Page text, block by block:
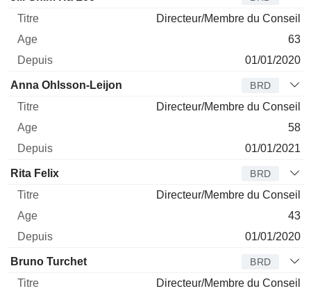
Directeur/Membre du Conseil
63
01/01/2020
Anna Ohlsson-Leijon BRD
Directeur/Membre du Conseil
58
01/01/2021
Rita Felix BRD
Directeur/Membre du Conseil
43
01/01/2020
Bruno Turchet BRD
Directeur/Membre du Conseil